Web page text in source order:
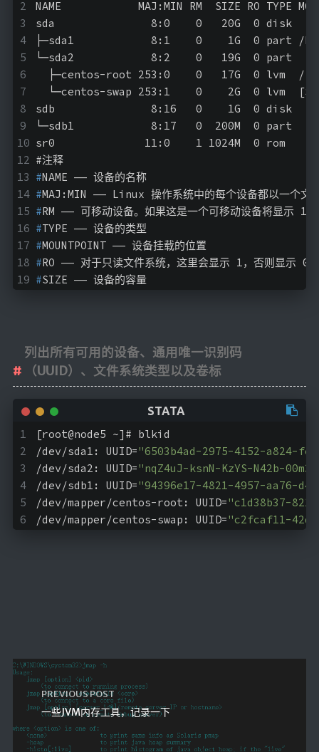
NAME            MAJ:MIN RM  SIZE RO TYPE
sda               8:0    0   20G  0 disk
├─sda1            8:1    0    1G  0 part /
└─sda2            8:2    0   19G  0 part
  ├─centos-root 253:0    0   17G  0 lvm  /
└─centos-swap 253:1    0    2G  0 lvm
sdb               8:16   0    1G  0 disk
└─sdb1            8:17   0  200M  0 part
sr0              11:0    1 1024M  0 rom
#注释
#NAME —— 设备的名称
#MAJ:MIN —— Linux 操作系统中的每个设备都以一个文
#RM —— 可移动设备。如果这是一个可移动设备将显示 1
#TYPE —— 设备的类型
#MOUNTPOINT —— 设备挂载的位置
#RO —— 对于只读文件系统，这里会显示 1，否则显示 0。
#SIZE —— 设备的容量
列出所有可用的设备、通用唯一识别码
（UUID）、文件系统类型以及卷标
[root@node5 ~]# blkid
/dev/sda1: UUID="6503b4ad-2975-4152-a824-
/dev/sda2: UUID="nqZ4uJ-ksnN-KzYS-N42b-
/dev/sdb1: UUID="94396e17-4821-4957-aa76-
/dev/mapper/centos-root: UUID="c1d38b37-
/dev/mapper/centos-swap: UUID="c2fcaf11-
PREVIOUS POST
一些JVM内存工具，记录一下